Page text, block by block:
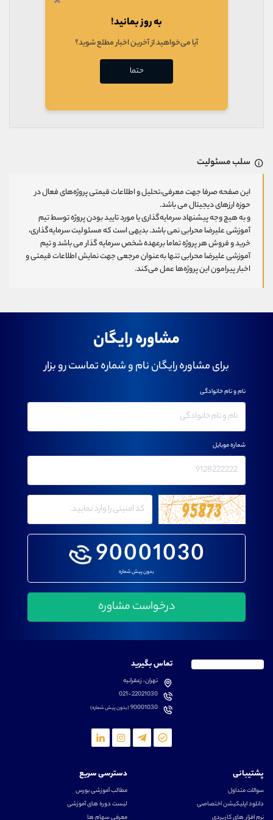
سلب مسئولیت
این صفحه صرفا جهت معرفی،تحلیل و اطلاعات قیمتی پروژه‌های فعال در
حوزه ارزهای دیجیتال می باشد.
و به هیچ وجه پیشنهاد سرمایه‌گذاری یا مورد تایید بودن پروژه توسط تیم
آموزشی علیرضا محرابی نمی باشد. بدیهی است که مسئولیت سرمایه‌گذاری،
خرید و فروش هر پروژه تماما برعهده شخص سرمایه گذار می باشد و تیم
آموزشی علیرضا محرابی تنها به‌عنوان مرجعی جهت نمایش اطلاعات قیمتی و
اخبار پیرامون این پروژه‌‌ها عمل می‌کند.
مشاوره رایگان
برای مشاوره رایگان نام و شماره تماست رو بزار
90001030
بدون پیش شماره
نام و نام خانوادگی
شماره موبایل
تماس بگیرید
تهران، زعفرانیه
021-22021030
90001030(بدون پیش شماره)
پشتیبانی
سوالات متداول
دانلود اپلیکیشن اختصاصی
نرم افزار های کاربردی
دسترسی سریع
مطالب آموزشی بورس
لیست دوره های آموزشی
معرفی سهام ها
به روز بمانید!
آیا می‌خواهید از آخرین اخبار مطلع شوید؟
حتما